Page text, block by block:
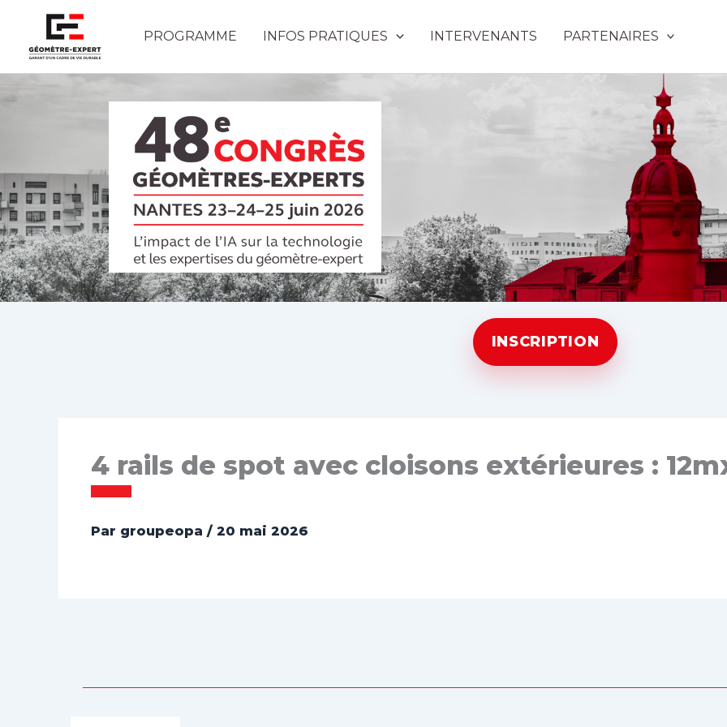
contenu
PROGRAMME INFOS PRATIQUES INTERVENANTS PARTENAIRES
INSCRIPTION
4 rails de spot avec cloisons extérieures :
Par groupeopa / 20 mai 2026